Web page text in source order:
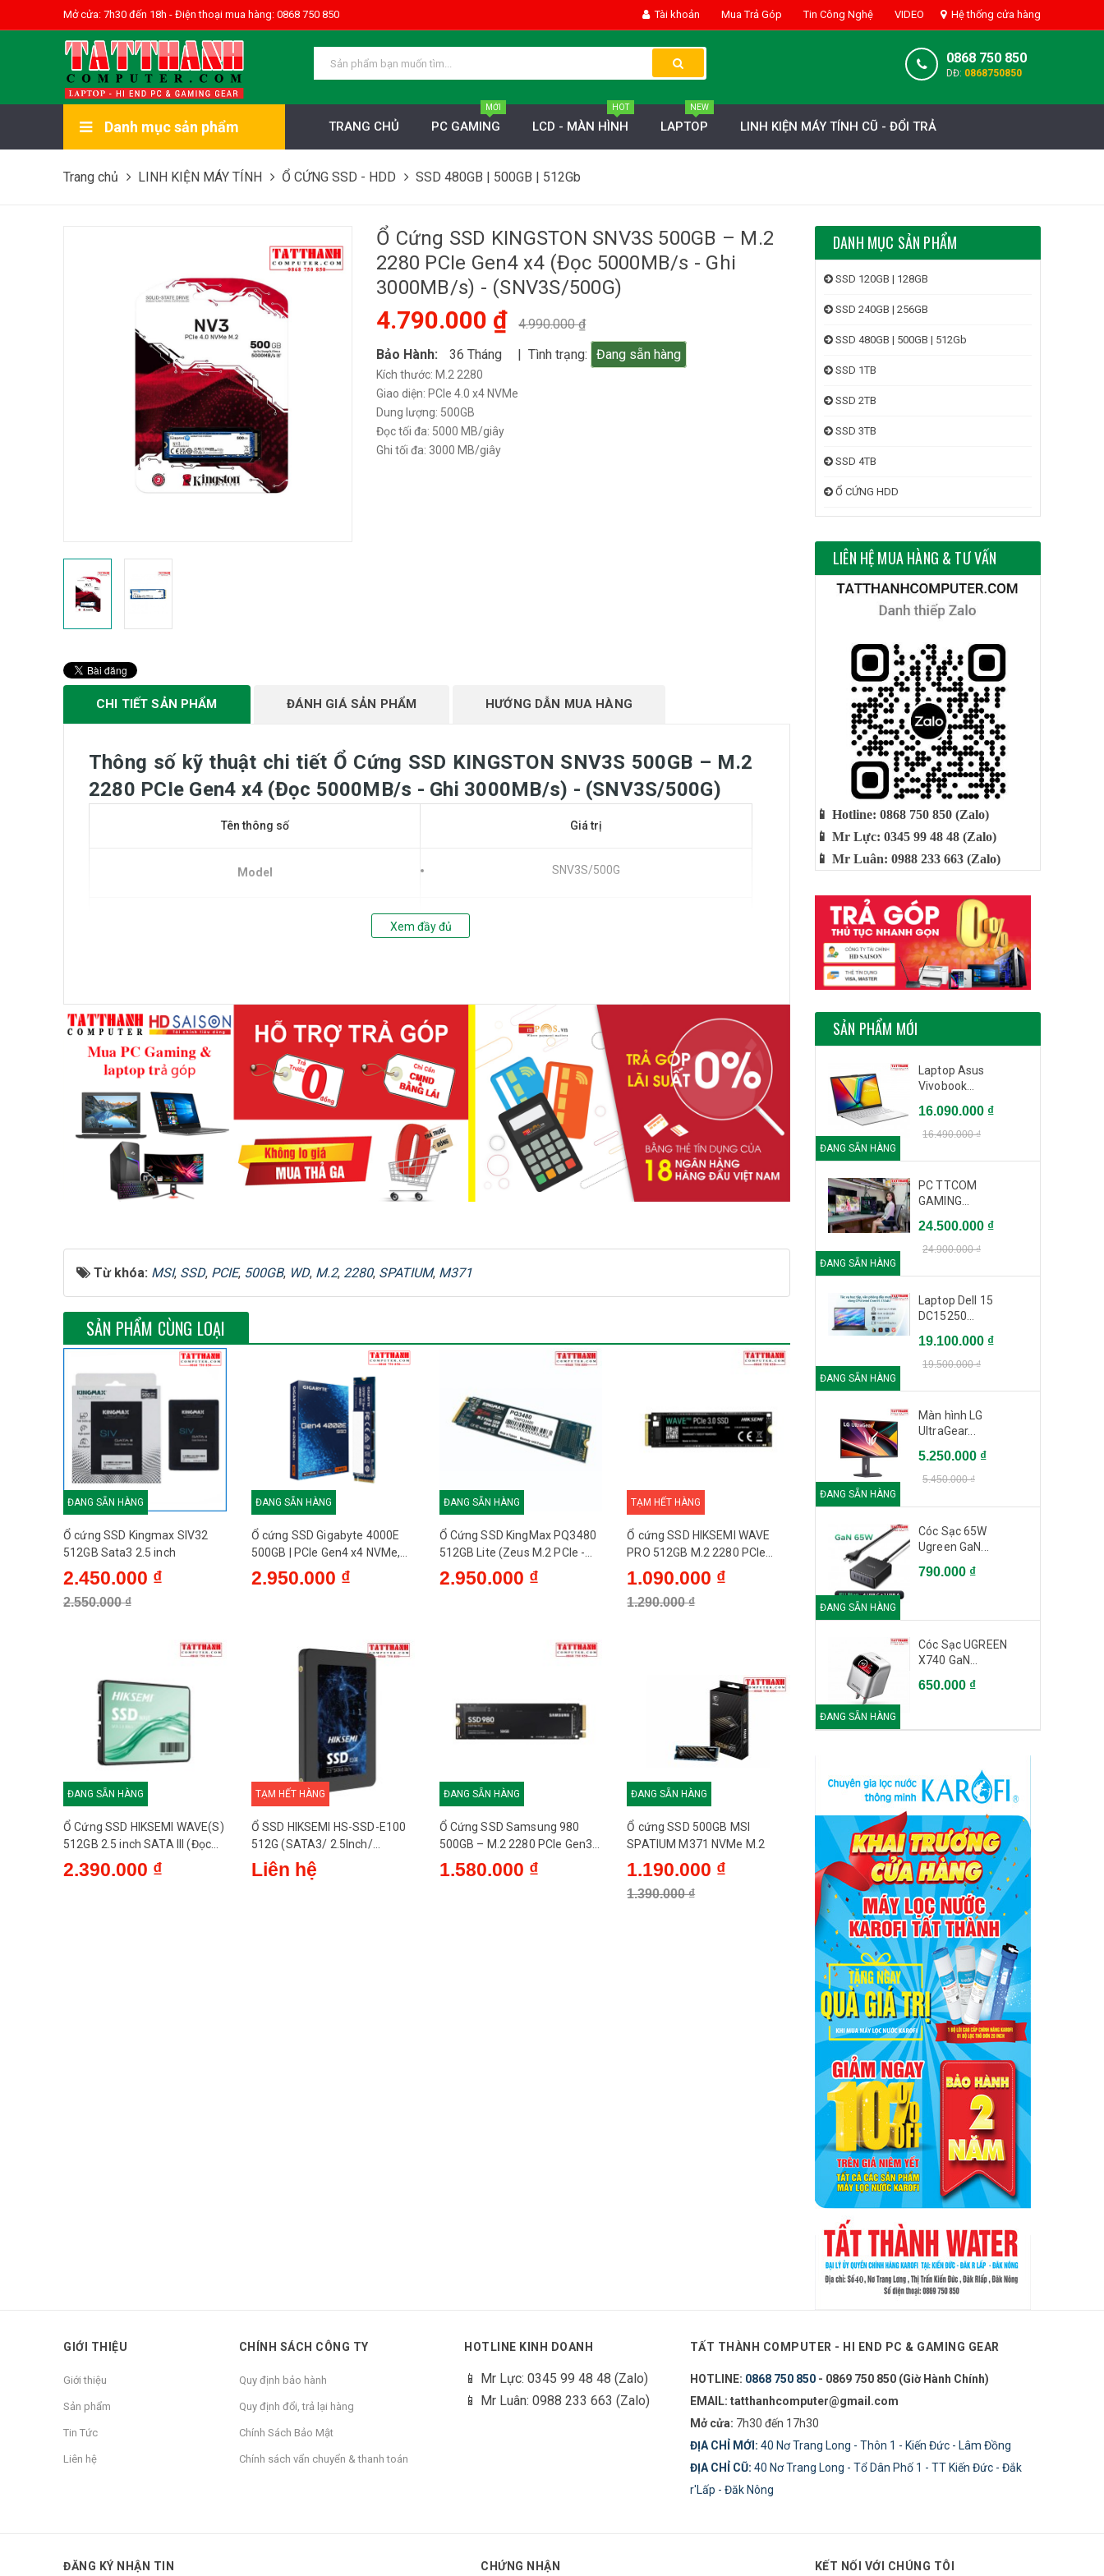
Mở cửa: 7h30 đến 18h - Điện thoại mua hàng: 0868 750 850 Tài khoản Mua Trả Góp Tin Công Nghệ VIDEO Hệ thống cửa hàng
0868 750 850
DĐ: 0868750850
Danh mục sản phẩm TRANG CHỦ PC GAMING
MỚI
LCD - MÀN HÌNH
HOT
LAPTOP
NEW
LINH KIỆN MÁY TÍNH CŨ - ĐỔI TRẢ
Trang chủ LINH KIỆN MÁY TÍNH Ổ CỨNG SSD - HDD SSD 480GB | 500GB | 512Gb
Ổ Cứng SSD KINGSTON SNV3S 500GB – M.2
2280 PCIe Gen4 x4 (Đọc 5000MB/s - Ghi
3000MB/s) - (SNV3S/500G)
4.790.000 ₫
4.990.000 ₫
Bảo Hành:
36 Tháng | Tình trạng: Đang sẵn hàng
Kích thước: M.2 2280
Giao diện: PCIe 4.0 x4 NVMe
Dung lượng: 500GB
Đọc tối đa: 5000 MB/giây
Ghi tối đa: 3000 MB/giây
CHI TIẾT SẢN PHẨM ĐÁNH GIÁ SẢN PHẨM HƯỚNG DẪN MUA HÀNG
Thông số kỹ thuật chi tiết Ổ Cứng SSD KINGSTON SNV3S 500GB – M.2
2280 PCIe Gen4 x4 (Đọc 5000MB/s - Ghi 3000MB/s) - (SNV3S/500G)
Tên thông số Giá trị
Model SNV3S/500G
PCIe Gen 4.0 x4 NVMe
HMB (Host Memory Buffer)
3D
Tốc độ đọc tuần tự 5000 MB/s
Tốc độ ghi tuần tự 3000 MB/s
Tốc độ ghi ngẫu nhiên
Độ bền (TBW) 160 TB
Thời gian bảo hành
36 tháng hoặc trong giới hạn TBW (Tùy điều kiện nào đến
trước)
Xem đầy đủ
Từ khóa: MSI, SSD, PCIE, 500GB, WD, M.2, 2280, SPATIUM, M371
SẢN PHẨM CÙNG LOẠI
ĐANG SẴN HÀNG
Ổ cứng SSD Kingmax SIV32
512GB Sata3 2.5 inch
2.450.000 ₫
2.550.000 ₫
ĐANG SẴN HÀNG
Ổ cứng SSD Gigabyte 4000E
500GB | PCIe Gen4 x4 NVMe,
M.2 2280 (G440E500G)
2.950.000 ₫
ĐANG SẴN HÀNG
Ổ Cứng SSD KingMax PQ3480
512GB Lite (Zeus M.2 PCIe -
Gen3x4)
2.950.000 ₫
TẠM HẾT HÀNG
Ổ cứng SSD HIKSEMI WAVE
PRO 512GB M.2 2280 PCIe
3.0x4 (Đọc 3500MB/s, Ghi
1800MB/s) - (HS-SSD-WAVE
Pro(P) 512G)
1.090.000 ₫
1.290.000 ₫
ĐANG SẴN HÀNG
Ổ Cứng SSD HIKSEMI WAVE(S)
512GB 2.5 inch SATA III (Đọc
530MB/s - Ghi 450MB/s) - (HS-
SSD-WAVE(S) 512G)
2.390.000 ₫
TẠM HẾT HÀNG
Ổ SSD HIKSEMI HS-SSD-E100
512G (SATA3/ 2.5Inch/
530MB/s/ 480MB/s)
Liên hệ
ĐANG SẴN HÀNG
Ổ Cứng SSD Samsung 980
500GB – M.2 2280 PCIe Gen3
x4 (Đọc 3100MB/s - Ghi
2600MB/s) - (MZ-V8V500BW)
1.580.000 ₫
ĐANG SẴN HÀNG
Ổ cứng SSD 500GB MSI
SPATIUM M371 NVMe M.2
1.190.000 ₫
1.390.000 ₫
DANH MỤC SẢN PHẨM
SSD 120GB | 128GB
SSD 240GB | 256GB
SSD 480GB | 500GB | 512Gb
SSD 1TB
SSD 2TB
SSD 3TB
SSD 4TB
Ổ CỨNG HDD
LIÊN HỆ MUA HÀNG & TƯ VẤN
📱 Hotline: 0868 750 850 (Zalo)
📱 Mr Lực: 0345 99 48 48 (Zalo)
📱 Mr Luân: 0988 233 663 (Zalo)
SẢN PHẨM MỚI
ĐANG SẴN HÀNG
Laptop Asus
Vivobook...
16.090.000 ₫
16.490.000 ₫
ĐANG SẴN HÀNG
PC TTCOM
GAMING...
24.500.000 ₫
24.900.000 ₫
ĐANG SẴN HÀNG
Laptop Dell 15
DC15250...
19.100.000 ₫
19.500.000 ₫
ĐANG SẴN HÀNG
Màn hình LG
UltraGear...
5.250.000 ₫
5.450.000 ₫
ĐANG SẴN HÀNG
Cóc Sạc 65W
Ugreen GaN...
790.000 ₫
ĐANG SẴN HÀNG
Cóc Sạc UGREEN
X740 GaN...
650.000 ₫
GIỚI THIỆU
Giới thiệu
Sản phẩm
Tin Tức
Liên hệ
CHÍNH SÁCH CÔNG TY
Quy định bảo hành
Quy định đổi, trả lại hàng
Chính Sách Bảo Mật
Chính sách vẩn chuyển & thanh toán
HOTLINE KINH DOANH
📱 Mr Lực: 0345 99 48 48 (Zalo)
📱 Mr Luân: 0988 233 663 (Zalo)
TẤT THÀNH COMPUTER - HI END PC & GAMING GEAR
HOTLINE: 0868 750 850- 0869 750 850 (Giờ Hành Chính)
EMAIL: tatthanhcomputer@gmail.com
Mở cửa: 7h30 đến 17h30
ĐỊA CHỈ MỚI: 40 Nơ Trang Long - Thôn 1 - Kiến Đức - Lâm Đồng
ĐỊA CHỈ CŨ: 40 Nơ Trang Long - Tổ Dân Phố 1 - TT Kiến Đức - Đắk
r'Lấp - Đăk Nông
ĐĂNG KÝ NHẬN TIN CHỨNG NHẬN KẾT NỐI VỚI CHÚNG TÔI